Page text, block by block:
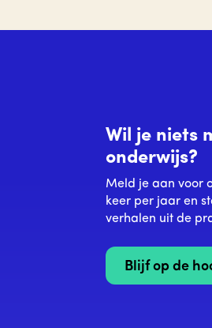
Wil je niets
onderwijs?
Meld je aan voor
keer per jaar en
verhalen uit de
Blijf op de